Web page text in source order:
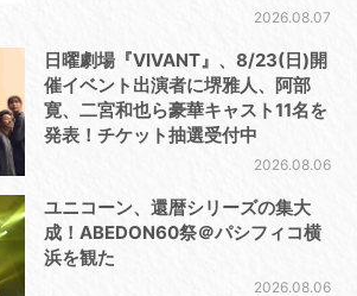
2026.08.07
日曜劇場『VIVANT』、8/23(日)開
催イベント出演者に堺雅人、阿部
寛、二宮和也ら豪華キャスト11名を
発表！チケット抽選受付中
2026.08.06
ユニコーン、還暦シリーズの集大
成！ABEDON60祭＠パシフィコ横
浜を観た
2026.08.06